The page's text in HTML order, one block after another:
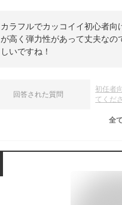
カラフルでカッコイイ初心者
が高く弾力性があって丈夫な
しいですね！
回答された質問
初任者
てくだ
全